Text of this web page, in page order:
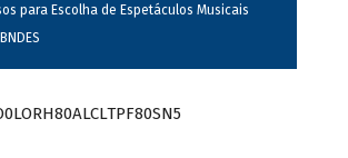
para Escolha de Espetáculos Musicais